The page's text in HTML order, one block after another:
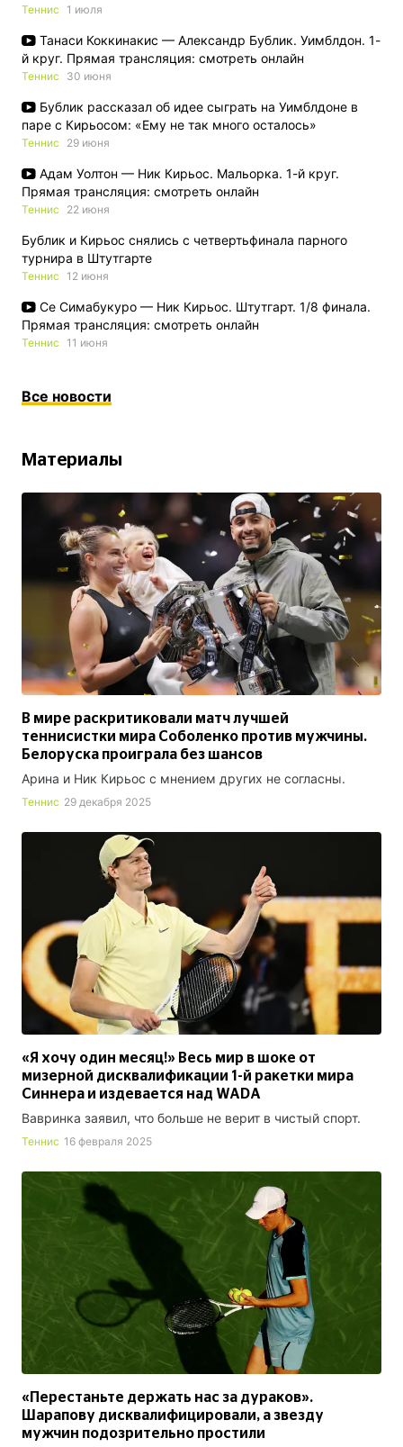
Теннис 1 июля
Танаси Коккинакис — Александр Бублик. Уимблдон. 1-
й круг. Прямая трансляция: смотреть онлайн
Теннис 30 июня
Бублик рассказал об идее сыграть на Уимблдоне в
паре с Кирьосом: «Ему не так много осталось»
Теннис 29 июня
Адам Уолтон — Ник Кирьос. Мальорка. 1-й круг.
Прямая трансляция: смотреть онлайн
Теннис 22 июня
Бублик и Кирьос снялись с четвертьфинала парного
турнира в Штутгарте
Теннис 12 июня
Се Симабукуро — Ник Кирьос. Штутгарт. 1/8 финала.
Прямая трансляция: смотреть онлайн
Теннис 11 июня
Все новости
Материалы
В мире раскритиковали матч лучшей
теннисистки мира Соболенко против мужчины.
Белоруска проиграла без шансов
Арина и Ник Кирьос с мнением других не согласны.
Теннис 29 декабря 2025
«Я хочу один месяц!» Весь мир в шоке от
мизерной дисквалификации 1-й ракетки мира
Синнера и издевается над WADA
Вавринка заявил, что больше не верит в чистый спорт.
Теннис 16 февраля 2025
«Перестаньте держать нас за дураков».
Шарапову дисквалифицировали, а звезду
мужчин подозрительно простили